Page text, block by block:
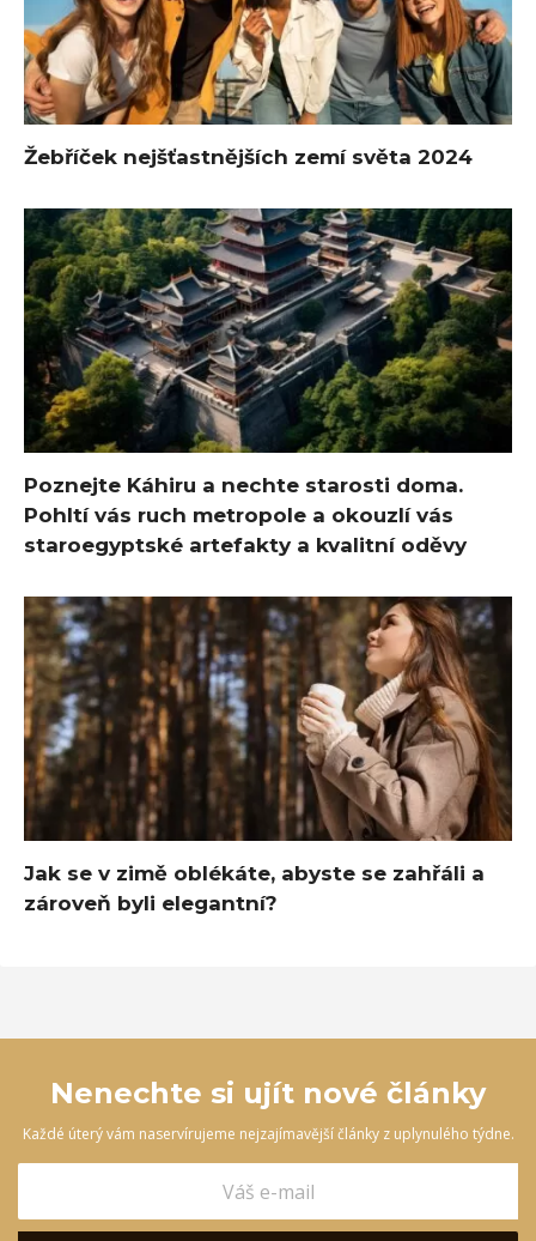
Žebříček nejšťastnějších zemí světa 2024
Poznejte Káhiru a nechte starosti doma.
Pohltí vás ruch metropole a okouzlí vás
staroegyptské artefakty a kvalitní oděvy
Jak se v zimě oblékáte, abyste se zahřáli a
zároveň byli elegantní?
Nenechte si ujít nové články
Každé úterý vám naservírujeme nejzajímavější články z uplynulého týdne.